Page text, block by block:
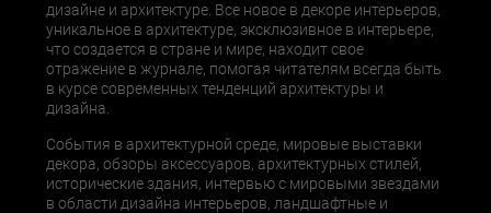
дизайне и архитектуре. Все новое в декоре интерьеров,
уникальное в архитектуре, эксклюзивное в интерьере,
что создается в стране и мире, находит свое
отражение в журнале, помогая читателям всегда быть
в курсе современных тенденций архитектуры и
дизайна.
События в архитектурной среде, мировые выставки
декора, обзоры аксессуаров, архитектурных стилей,
исторические здания, интервью с мировыми звездами
в области дизайна интерьеров, ландшафтные и